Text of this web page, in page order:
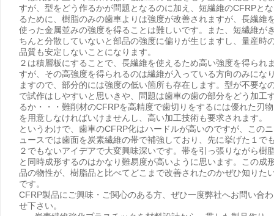
すが、型をどう作るかが問題となるのに加え、短繊維のCFRPとな
るために、樹脂のみの歯車よりは強度が改善されますが、長繊維
使った金属並みの強度を得ることは難しいです。また、短繊維が
ちんと分散していないと部品の強度に偏りが生じますし、量産時
品質も安定しないことになります。
２は積層板にすることで、長繊維を使えるため高い強度を得られ
すが、その高強度を得られるのは繊維が入っている方向のみにな
ますので、部分的には強度の低い箇所も存在します。型が不要な
で試作はしやすいと思いきや、問題は歯車の歯の部分をどう加工
るか・・・難削材のCFRPを高精度で歯切りをするには優れた刃物
を用意しなければいけませんし、高い加工技術も要求されます。
というわけで、歯車のCFRP化はハードルが高いのですが、このニ
ュースでは歯面を炭素繊維の帯で補強しており、先に挙げた１で
２でもないアイデアで大変興味深いです。帯を引っ張りながら樹
と同時成形するのはかなり難易度が高いように思います。この成
品の物性が、樹脂品と比べてどこまで改善されたのかぜひ知りた
です。
CFRP製品にご興味・ご関心のある方、ぜひ一度弊社へお問い合わ
せ下さい。